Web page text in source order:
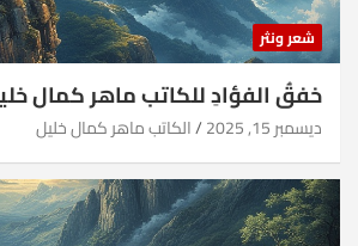
شعر ونثر
خفقُ الفؤادِ للكاتب ماهر كمال
ديسمبر 15, 2025 الكاتب ماهر كمال خليل